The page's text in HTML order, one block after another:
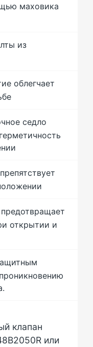
маховика
из
облегчает
седло
открытии и
клапан
или